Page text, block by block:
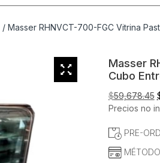
/ Masser RHNVCT-700-FGC Vitrina
Masser
Cubo
$59,678.45
Precios no
PRE-